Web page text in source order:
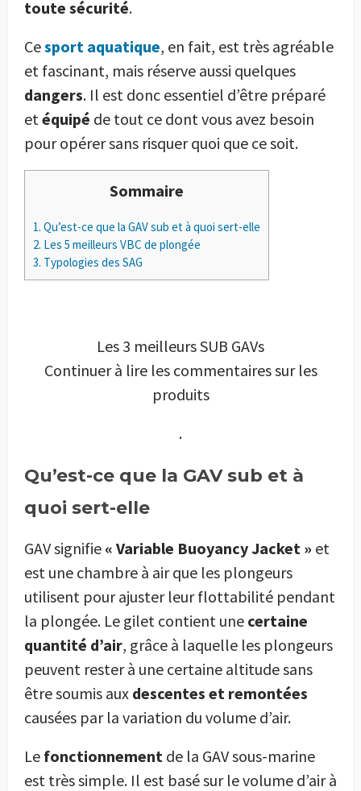
toute sécurité.
Cesport aquatique, en fait, est très agréable
et fascinant, mais réserve aussi quelques
dangers. Il est donc essentiel d’être préparé
etéquipé de tout ce dont vous avez besoin
pour opérer sans risquer quoi que ce soit.
Sommaire
1. Qu’est-ce que la GAV sub et à quoi sert-elle
2. Les 5 meilleurs VBC de plongée
3. Typologies des SAG
Les 3 meilleurs SUB GAVs
Continuer à lire les commentaires sur les
produits
.
Qu’est-ce que la GAV sub et à
quoi sert-elle
GAV signifie « Variable Buoyancy Jacket » et
est une chambre à air que les plongeurs
utilisent pour ajuster leur flottabilité pendant
la plongée. Le gilet contient une certaine
quantité d’air, grâce à laquelle les plongeurs
peuvent rester à une certaine altitude sans
être soumis aux descentes et remontées
causées par la variation du volume d’air.
Le fonctionnement de la GAV sous-marine
est très simple. Il est basé sur le volume d’air à